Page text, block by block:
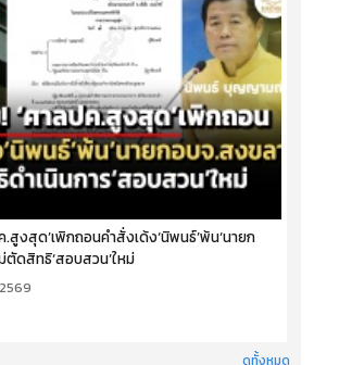
.สูงสุด’เพิกถอนคำสั่งเด้ง‘นิพนธ์’พ้น‘นายก
ตัดสิทธิ‘สอบสวน’ใหม่